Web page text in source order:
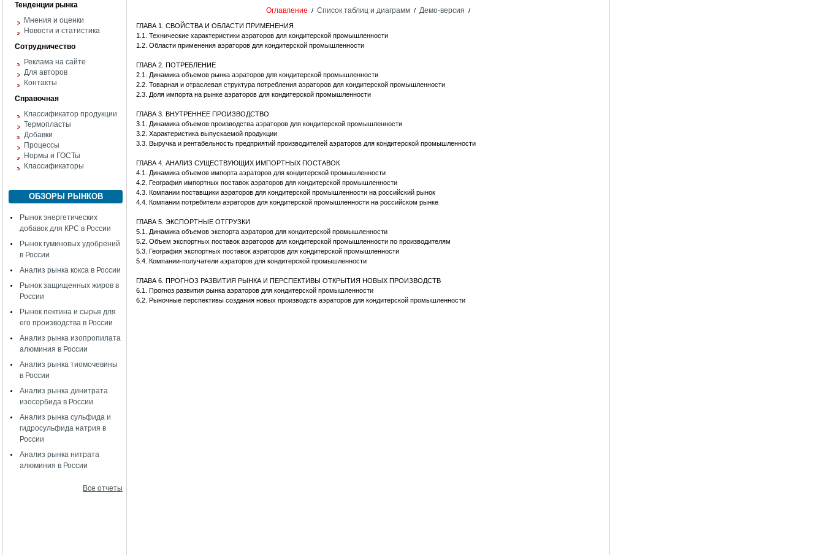
Тенденции рынка
Мнения и оценки
Новости и статистика
Сотрудничество
Реклама на сайте
Для авторов
Контакты
Справочная
Классификатор продукции
Термопласты
Добавки
Процессы
Нормы и ГОСТы
Классификаторы
ОБЗОРЫ РЫНКОВ
Рынок энергетических
добавок для КРС в России
Рынок гуминовых удобрений
в России
Анализ рынка кокса в России
Рынок защищенных жиров в
России
Рынок пектина и сырья для
его производства в России
Анализ рынка изопропилата
алюминия в России
Анализ рынка тиомочевины
в России
Анализ рынка динитрата
изосорбида в России
Анализ рынка сульфида и
гидросульфида натрия в
России
Анализ рынка нитрата
алюминия в России
Все отчеты
Оглавление / Список таблиц и диаграмм/ Демо-версия /
ГЛАВА 1. СВОЙСТВА И ОБЛАСТИ ПРИМЕНЕНИЯ
1.1. Технические характеристики аэраторов для кондитерской промышленности
1.2. Области применения аэраторов для кондитерской промышленности
ГЛАВА 2. ПОТРЕБЛЕНИЕ
2.1. Динамика объемов рынка аэраторов для кондитерской промышленности
2.2. Товарная и отраслевая структура потребления аэраторов для кондитерской промышленности
2.3. Доля импорта на рынке аэраторов для кондитерской промышленности
ГЛАВА 3. ВНУТРЕННЕЕ ПРОИЗВОДСТВО
3.1. Динамика объемов производства аэраторов для кондитерской промышленности
3.2. Характеристика выпускаемой продукции
3.3. Выручка и рентабельность предприятий производителей аэраторов для кондитерской промышленности
ГЛАВА 4. АНАЛИЗ СУЩЕСТВУЮЩИХ ИМПОРТНЫХ ПОСТАВОК
4.1. Динамика объемов импорта аэраторов для кондитерской промышленности
4.2. География импортных поставок аэраторов для кондитерской промышленности
4.3. Компании поставщики аэраторов для кондитерской промышленности на российский рынок
4.4. Компании потребители аэраторов для кондитерской промышленности на российском рынке
ГЛАВА 5. ЭКСПОРТНЫЕ ОТГРУЗКИ
5.1. Динамика объемов экспорта аэраторов для кондитерской промышленности
5.2. Объем экспортных поставок аэраторов для кондитерской промышленности по производителям
5.3. География экспортных поставок аэраторов для кондитерской промышленности
5.4. Компании-получатели аэраторов для кондитерской промышленности
ГЛАВА 6. ПРОГНОЗ РАЗВИТИЯ РЫНКА И ПЕРСПЕКТИВЫ ОТКРЫТИЯ НОВЫХ ПРОИЗВОДСТВ
6.1. Прогноз развития рынка аэраторов для кондитерской промышленности
6.2. Рыночные перспективы создания новых производств аэраторов для кондитерской промышленности